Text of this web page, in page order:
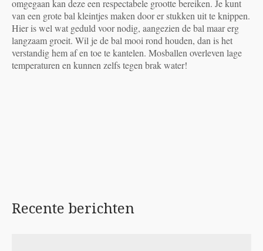
omgegaan kan deze een respectabele grootte bereiken. Je kunt
van een grote bal kleintjes maken door er stukken uit te knippen.
Hier is wel wat geduld voor nodig, aangezien de bal maar erg
langzaam groeit. Wil je de bal mooi rond houden, dan is het
verstandig hem af en toe te kantelen. Mosballen overleven lage
temperaturen en kunnen zelfs tegen brak water!
Recente berichten